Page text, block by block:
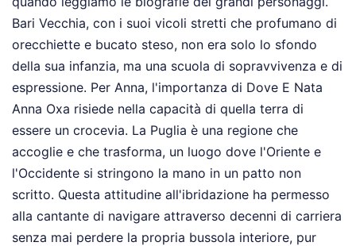
Bari Vecchia, con i suoi vicoli stretti che profumano di
orecchiette e bucato steso, non era solo lo sfondo
della sua infanzia, ma una scuola di sopravvivenza e di
espressione. Per Anna, l'importanza di Dove E Nata
Anna Oxa risiede nella capacità di quella terra di
essere un crocevia. La Puglia è una regione che
accoglie e che trasforma, un luogo dove l'Oriente e
l'Occidente si stringono la mano in un patto non
scritto. Questa attitudine all'ibridazione ha permesso
alla cantante di navigare attraverso decenni di carriera
senza mai perdere la propria bussola interiore, pur